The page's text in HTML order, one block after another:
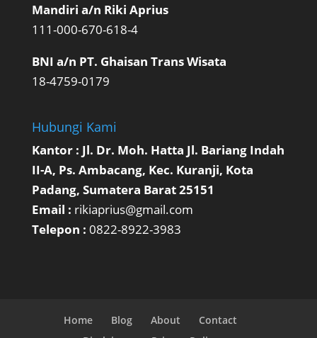
Mandiri a/n Riki Aprius
111-000-670-618-4
BNI a/n PT. Ghaisan Trans Wisata
18-4759-0179
Hubungi Kami
Kantor : Jl. Dr. Moh. Hatta Jl. Bariang Indah
II-A, Ps. Ambacang, Kec. Kuranji, Kota
Padang, Sumatera Barat 25151
Email : rikiaprius@gmail.com
Telepon : 0822-8922-3983
Home Blog About
Contact